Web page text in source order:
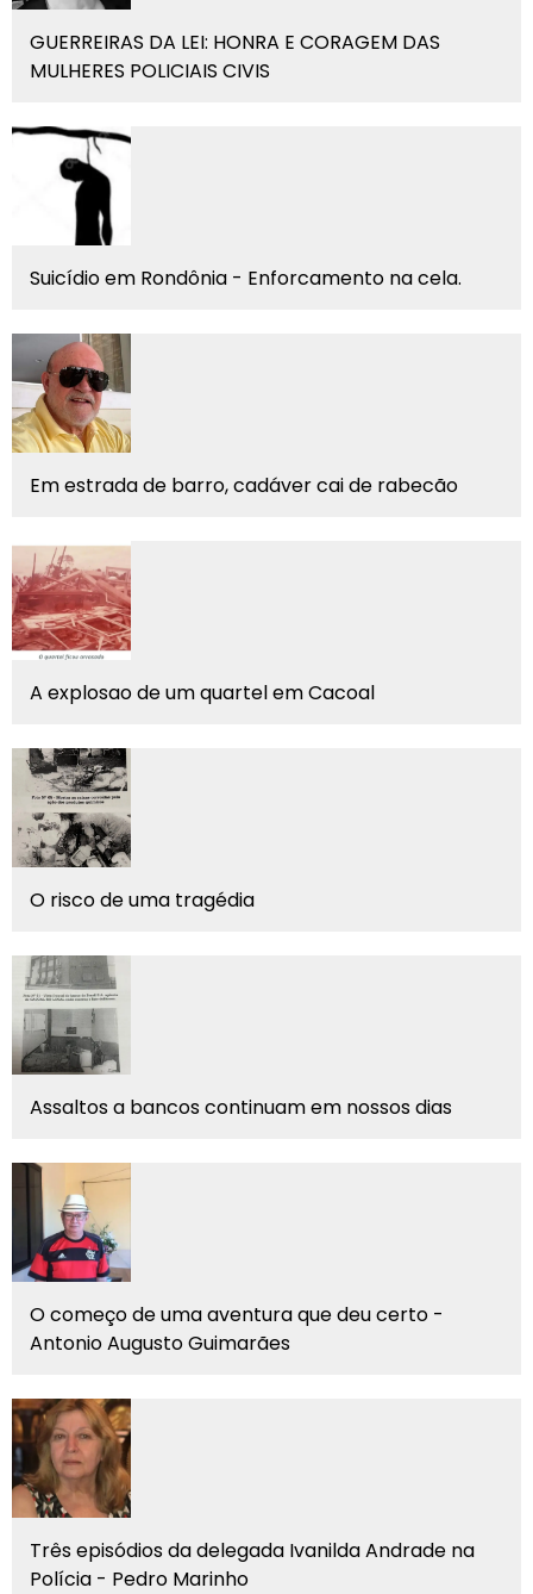
GUERREIRAS DA LEI: HONRA E CORAGEM DAS
MULHERES POLICIAIS CIVIS
Suicídio em Rondônia - Enforcamento na cela.
Em estrada de barro, cadáver cai de rabecão
A explosao de um quartel em Cacoal
O risco de uma tragédia
Assaltos a bancos continuam em nossos dias
O começo de uma aventura que deu certo -
Antonio Augusto Guimarães
Três episódios da delegada Ivanilda Andrade na
Polícia - Pedro Marinho